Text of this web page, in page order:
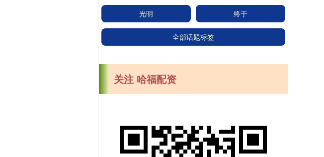
光明 终于
全部话题标签
关注 哈福配资